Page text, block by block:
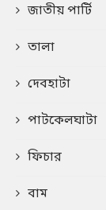
জাতীয় পার্টি
তালা
দেবহাটা
পাটকেলঘাটা
ফিচার
বাম